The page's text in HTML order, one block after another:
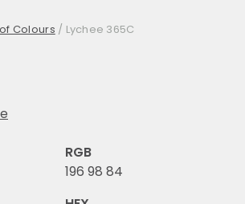
Colours / Lychee 365C
RGB
196 98 84